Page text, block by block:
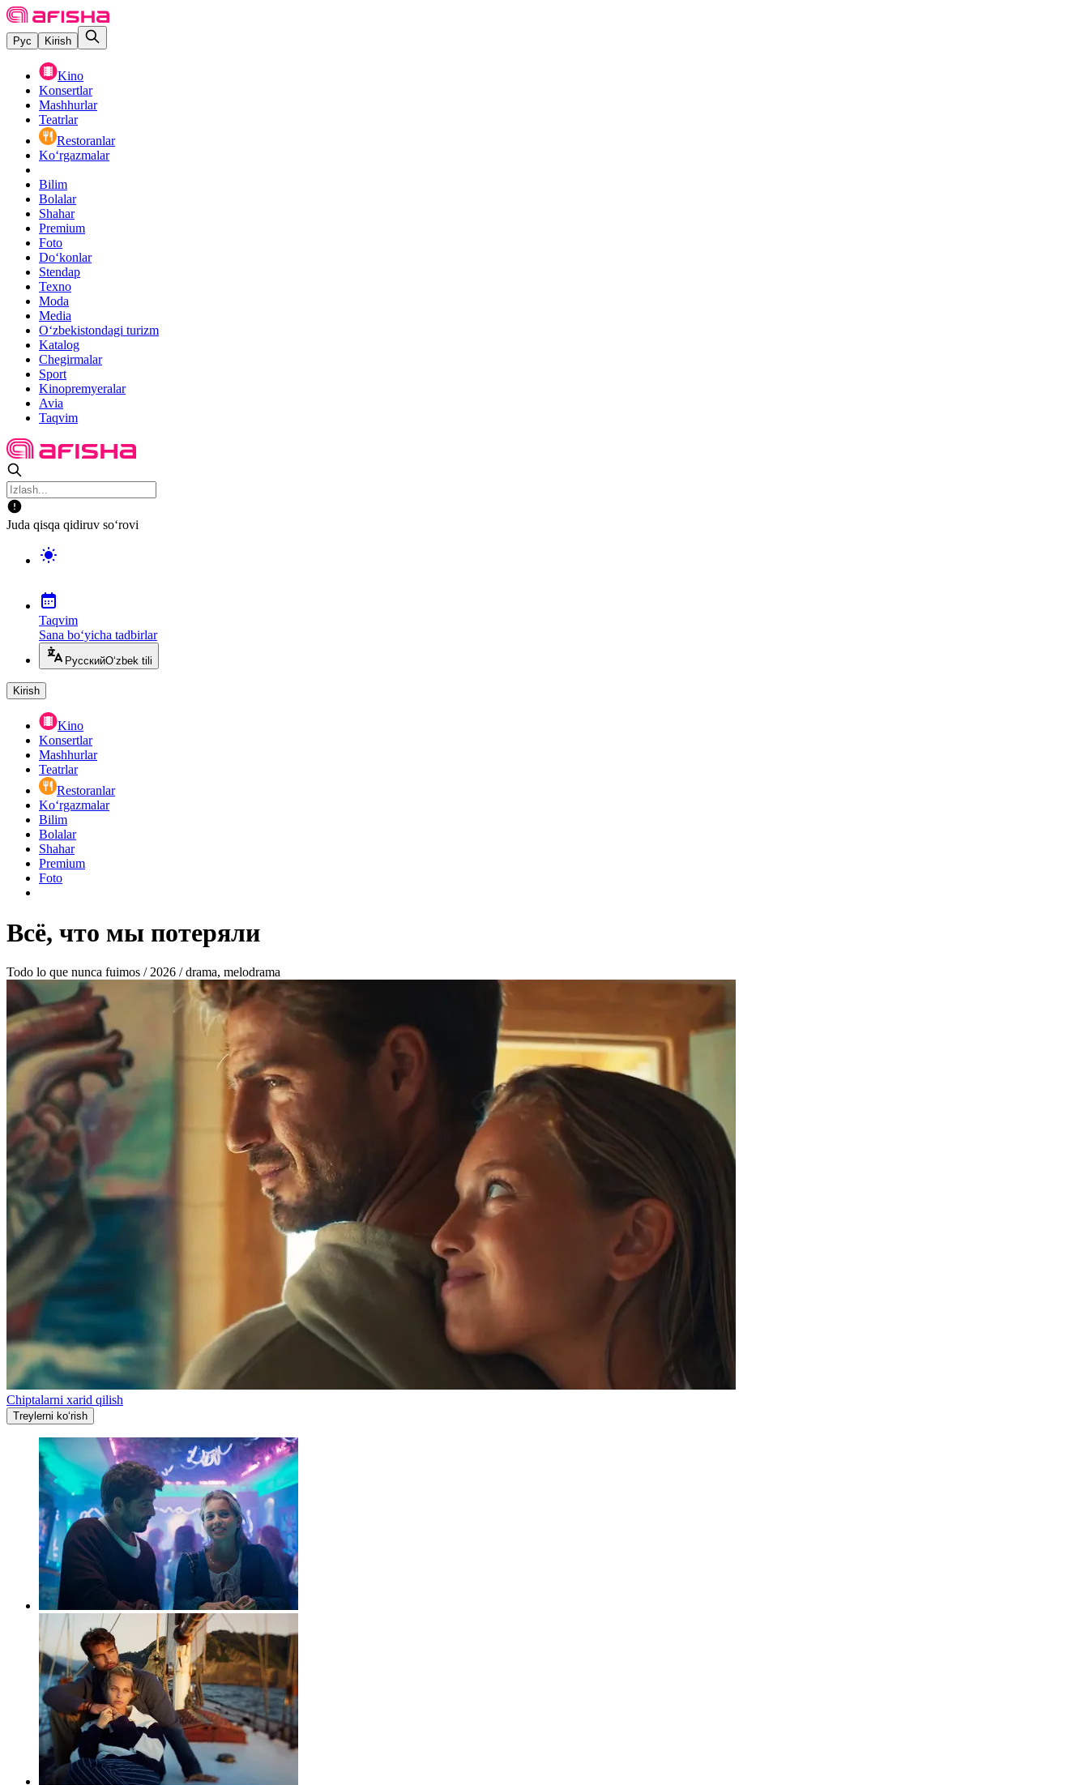
Рус Kirish
Kino
Konsertlar
Mashhurlar
Teatrlar
Restoranlar
Ko‘rgazmalar
Bilim
Bolalar
Shahar
Premium
Foto
Do‘konlar
Stendap
Texno
Moda
Media
O‘zbekistondagi turizm
Katalog
Chegirmalar
Sport
Kinopremyeralar
Avia
Taqvim
Juda qisqa qidiruv so‘rovi
Taqvim
Sana bo‘yicha tadbirlar
РусскийO‘zbek tili
Kirish
Kino
Konsertlar
Mashhurlar
Teatrlar
Restoranlar
Ko‘rgazmalar
Bilim
Bolalar
Shahar
Premium
Foto
Всё, что мы потеряли
Todo lo que nunca fuimos / 2026 / drama, melodrama
Chiptalarni xarid qilish
Treylerni ko‘rish